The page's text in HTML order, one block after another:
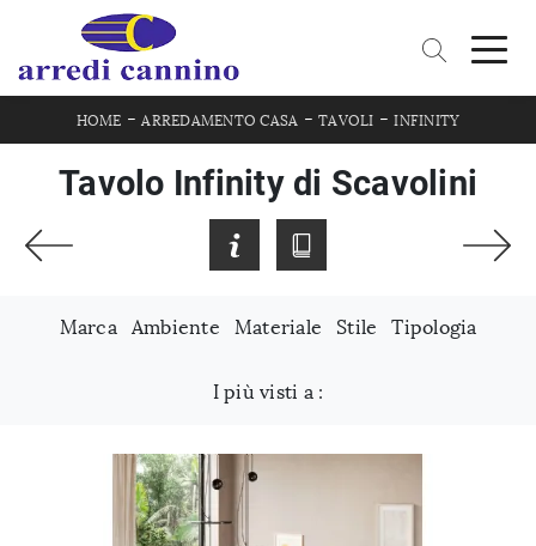
HOME -ARREDAMENTO CASA -TAVOLI -INFINITY
Tavolo Infinity di Scavolini
Marca Ambiente Materiale Stile Tipologia
I più visti a :